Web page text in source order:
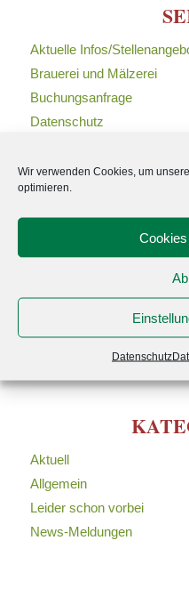
Wir verwenden Cookies, um
optimieren.
Datenschutz
Aktuelle Infos/
Brauerei und Mälzerei
Buchungsanfrage
Datenschutz
Geschichte
Impressum
Kontakt
Aktuell
Allgemein
Leider schon vorbei
News-Meldungen